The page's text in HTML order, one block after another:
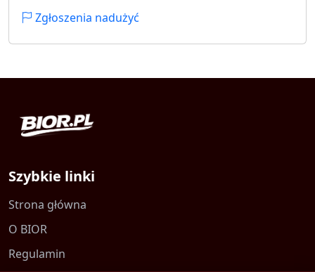
Zgłoszenia nadużyć
Szybkie linki
Strona główna
O BIOR
Regulamin